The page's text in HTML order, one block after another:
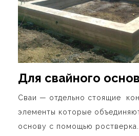
Для свайного
Сваи — отдельно стоящие
элементы которые
основу с помощью